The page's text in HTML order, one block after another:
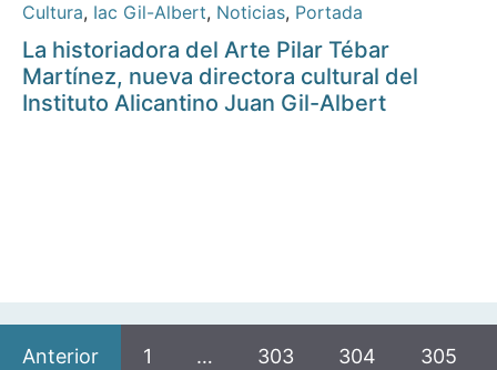
Cultura, Iac Gil-Albert, Noticias, Portada
La historiadora del Arte Pilar Tébar
Martínez, nueva directora cultural del
Instituto Alicantino Juan Gil-Albert
Anterior 1 … 303 304 305